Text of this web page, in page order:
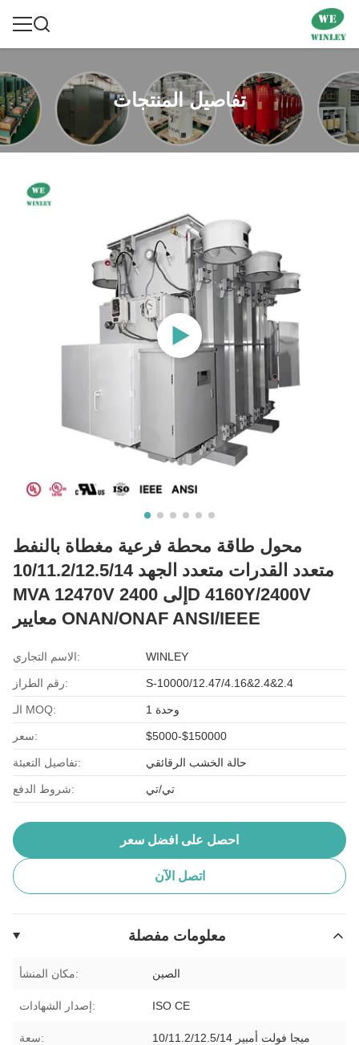
تفاصيل المنتجات
محول طاقة محطة فرعية مغطاة بالنفط
متعدد القدرات متعدد الجهد 10/11.2/12.5/14
MVA 12470V إلى 2400D 4160Y/2400V
معايير ONAN/ONAF ANSI/IEEE
الاسم التجاري: WINLEY
رقم الطراز: S-10000/12.47/4.16&2.4&2.4
الـ MOQ: 1 وحدة
سعر: $5000-$150000
تفاصيل التعبئة: حالة الخشب الرقائقي
شروط الدفع: تي/تي
احصل على افضل سعر
اتصل الآن
معلومات مفصلة
مكان المنشأ: الصين
إصدار الشهادات: ISO CE
سعة: 10/11.2/12.5/14 ميجا فولت أمبير